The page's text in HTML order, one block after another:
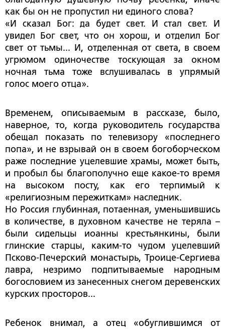
как бы он не пропустил ни единого слова?
«И сказал Бог: да будет свет. И стал свет. И
увидел Бог свет, что он хорош, и отделил Бог
свет от тьмы... И, отделенная от света, в своем
угрюмом одиночестве тоскующая за окном
ночная тьма тоже вслушивалась в упрямый
голос моего отца».
Временем, описываемым в рассказе, было,
наверное, то, когда руководитель государства
обещал показать по телевизору «последнего
попа», и не взрывай он в своем богоборческом
раже последние уцелевшие храмы, может быть,
и пробыл бы благополучно еще какое-то время
на высоком посту, как его терпимый к
«религиозным пережиткам» наследник.
Но Россия глубинная, потаенная, уменьшившись
в количестве, в духовном качестве не теряла –
были сидельцы иоанны крестьянкины, были
глинские старцы, каким-то чудом уцелевший
Псково-Печерский монастырь, Троице-Сергиева
лавра, незримо подпитываемые народным
богословием из занесенных снегом деревенских
курских просторов...
Ребенок внимал, а отец «обуглившимся от